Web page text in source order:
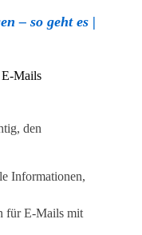
– so geht es |
E-Mails
den
Informationen,
für E-Mails mit